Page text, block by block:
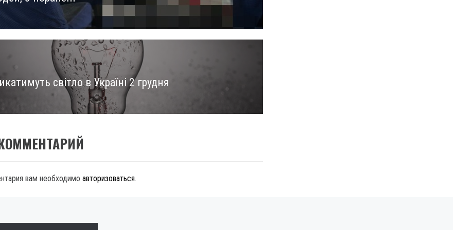
світло в Україні 2 грудня
вам необходимо авторизоваться.